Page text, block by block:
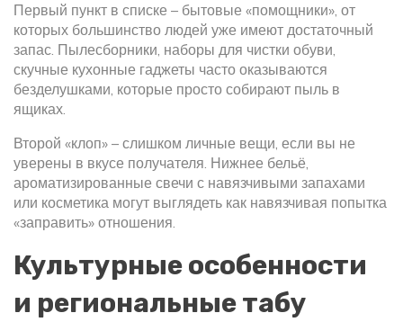
Первый пункт в списке – бытовые «помощники», от
которых большинство людей уже имеют достаточный
запас. Пылесборники, наборы для чистки обуви,
скучные кухонные гаджеты часто оказываются
безделушками, которые просто собирают пыль в
ящиках.
Второй «клоп» – слишком личные вещи, если вы не
уверены в вкусе получателя. Нижнее бельё,
ароматизированные свечи с навязчивыми запахами
или косметика могут выглядеть как навязчивая попытка
«заправить» отношения.
Культурные особенности
и региональные табу